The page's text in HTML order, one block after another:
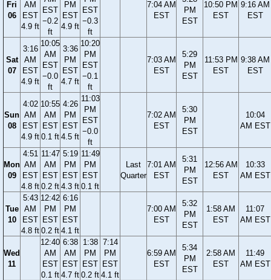
Fri
06
AM
EST
4.9 ft
EST
−0.2
ft
PM
EST
4.9 ft
EST
−0.3
ft
7:04 AM
EST
PM
EST
10:50 PM
EST
9:16 AM
EST
Sat
07
3:16
AM
EST
4.9 ft
10:05
AM
EST
−0.0
ft
3:36
PM
EST
4.7 ft
10:20
PM
EST
−0.1
ft
7:03 AM
EST
5:29
PM
EST
11:53 PM
EST
9:38 AM
EST
Sun
08
4:02
AM
EST
4.9 ft
10:55
AM
EST
0.1 ft
4:26
PM
EST
4.5 ft
11:03
PM
EST
−0.0
ft
7:02 AM
EST
5:30
PM
EST
10:04
AM EST
Mon
09
4:51
AM
EST
4.8 ft
11:47
AM
EST
0.2 ft
5:19
PM
EST
4.3 ft
11:49
PM
EST
0.1 ft
Last
Quarter
7:01 AM
EST
5:31
PM
EST
12:56 AM
EST
10:33
AM EST
Tue
10
5:43
AM
EST
4.8 ft
12:42
PM
EST
0.2 ft
6:16
PM
EST
4.1 ft
7:00 AM
EST
5:32
PM
EST
1:58 AM
EST
11:07
AM EST
Wed
11
12:40
AM
EST
0.1 ft
6:38
AM
EST
4.7 ft
1:38
PM
EST
0.2 ft
7:14
PM
EST
4.1 ft
6:59 AM
EST
5:34
PM
EST
2:58 AM
EST
11:49
AM EST